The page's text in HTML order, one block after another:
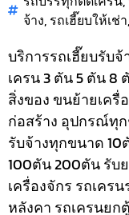
จ้าง, รถเฮี๊ยบให้เช่า,
บริการรถเฮี๊ยบรับจ้
เครน 3 ตัน 5 ตัน
สิ่งของ ขนย้ายเครื่
ก่อสร้าง อุปกรณ์ทุ
รับจ้างทุกขนาด
100ตัน 200ตัน รับ
เครื่องจักร รถเคร
หลังคา รถเครนยก